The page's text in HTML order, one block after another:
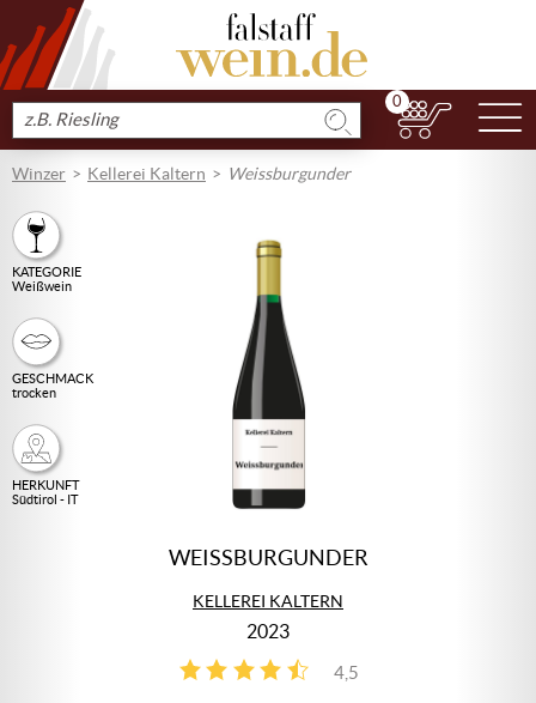
Produkt
suchen
0
Winzer Kellerei Kaltern Weissburgunder
KATEGORIE
Weißwein
GESCHMACK
trocken
HERKUNFT
Südtirol - IT
WEISSBURGUNDER
KELLEREI KALTERN
2023
4,5
2